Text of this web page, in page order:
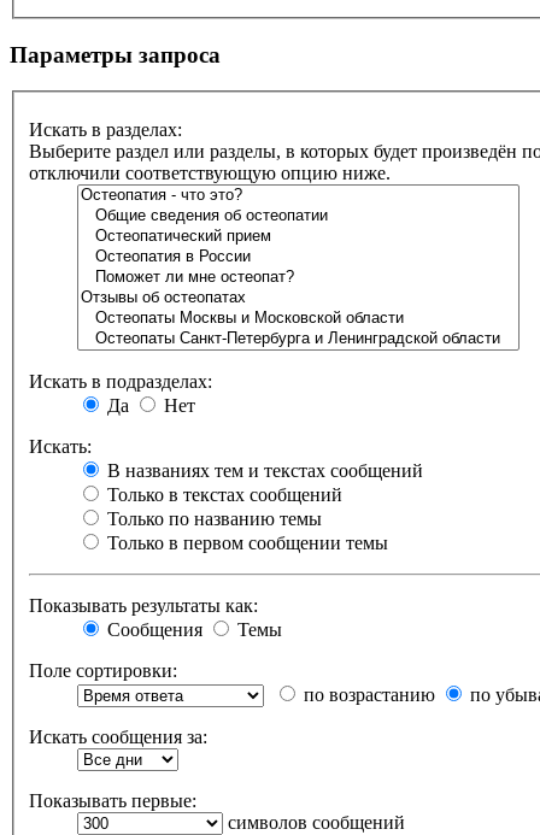
Параметры запроса
Искать в разделах:
Выберите раздел или разделы, в которых будет произведён
отключили соответствующую опцию ниже.
Искать в подразделах:
Да
Нет
Искать:
В названиях тем и текстах сообщений
Только в текстах сообщений
Только по названию темы
Только в первом сообщении темы
Показывать результаты как:
Сообщения
Темы
Поле сортировки:
по возрастанию
по
Искать сообщения за:
Показывать первые:
символов сообщений